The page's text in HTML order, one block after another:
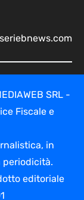
SRL -
Fiscale e
in
periodicità.
editoriale